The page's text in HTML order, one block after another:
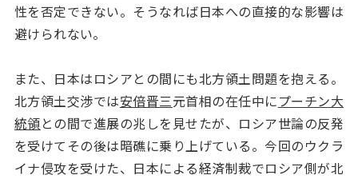
性を否定できない。そうなれば日本への直接的な影響は
避けられない。
また、日本はロシアとの間にも北方領土問題を抱える。
北方領土交渉では安倍晋三元首相の在任中にプーチン大
統領との間で進展の兆しを見せたが、ロシア世論の反発
を受けてその後は暗礁に乗り上げている。今回のウクラ
イナ侵攻を受けた、日本による経済制裁でロシア側が北